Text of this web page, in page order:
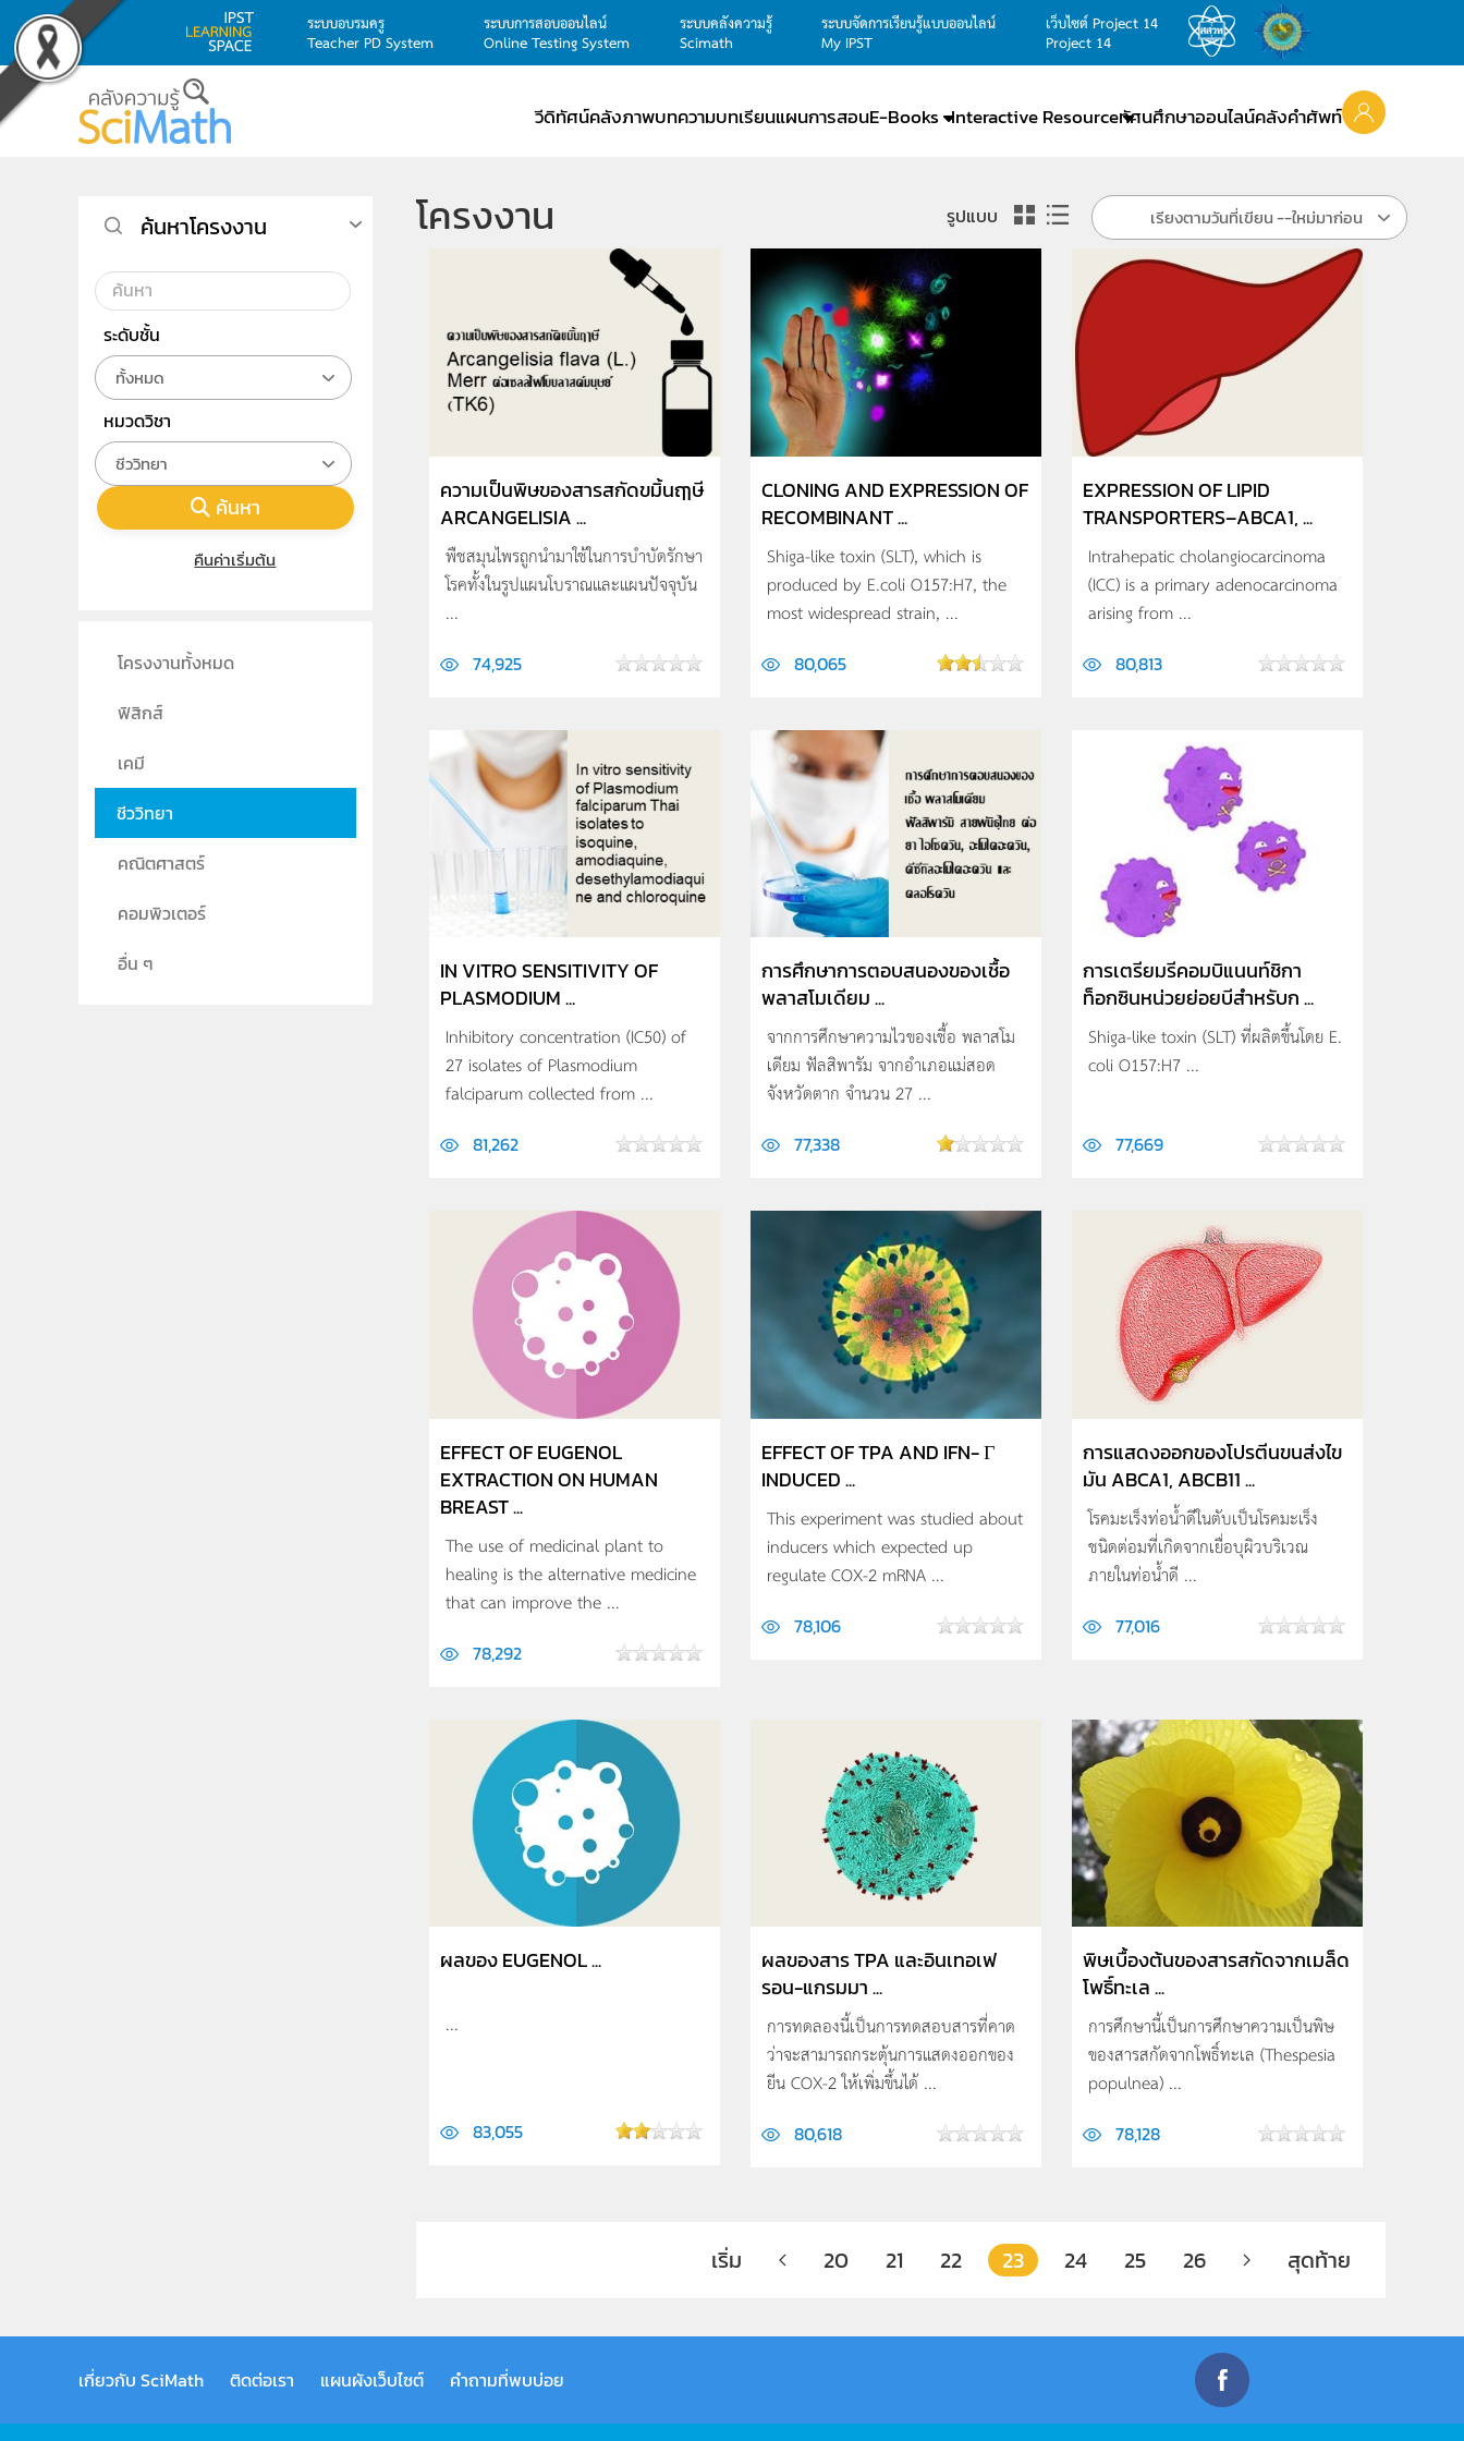
Skip to main content
ระบบอบรมครู
Teacher PD System
ระบบการสอบออนไลน์
Online Testing System
ระบบคลังความรู้
Scimath
ระบบจัดการเรียนรู้แบบออนไลน์
My IPST
เว็บไซต์ Project 14
Project 14
วีดิทัศน์คลังภาพบทความบทเรียนแผนการสอนE-Books Interactive Resourceทัศนศึกษาออนไลน์คลังคำศัพท์
โครงงาน รูปแบบ เรียงตามวันที่เขียน --ใหม่มาก่อน
ความเป็นพิษของสารสกัดขมิ้นฤๅษี
ARCANGELISIA ...
พืชสมุนไพรถูกนำมาใช้ในการบำบัดรักษา
โรคทั้งในรูปแผนโบราณและแผนปัจจุบัน
...
74,925
CLONING AND EXPRESSION OF
RECOMBINANT ...
Shiga-like toxin (SLT), which is
produced by E.coli O157:H7, the
most widespread strain, ...
80,065
EXPRESSION OF LIPID
TRANSPORTERS–ABCA1, ...
Intrahepatic cholangiocarcinoma
(ICC) is a primary adenocarcinoma
arising from ...
80,813
IN VITRO SENSITIVITY OF
PLASMODIUM ...
Inhibitory concentration (IC50) of
27 isolates of Plasmodium
falciparum collected from ...
81,262
การศึกษาการตอบสนองของเชื้อ
พลาสโมเดียม ...
จากการศึกษาความไวของเชื้อ พลาสโม
เดียม ฟัลสิพารัม จากอำเภอแม่สอด
จังหวัดตาก จำนวน 27 ...
77,338
การเตรียมรีคอมบิแนนท์ชิกา
ท็อกซินหน่วยย่อยบีสำหรับก ...
Shiga-like toxin (SLT) ที่ผลิตขึ้นโดย E.
coli O157:H7 ...
77,669
EFFECT OF EUGENOL
EXTRACTION ON HUMAN
BREAST ...
The use of medicinal plant to
healing is the alternative medicine
that can improve the ...
78,292
EFFECT OF TPA AND IFN- Γ
INDUCED ...
This experiment was studied about
inducers which expected up
regulate COX-2 mRNA ...
78,106
การแสดงออกของโปรตีนขนส่งไข
มัน ABCA1, ABCB11 ...
โรคมะเร็งท่อน้ำดีในตับเป็นโรคมะเร็ง
ชนิดต่อมที่เกิดจากเยื่อบุผิวบริเวณ
ภายในท่อน้ำดี ...
77,016
ผลของ EUGENOL ...
...
83,055
ผลของสาร TPA และอินเทอเฟ
รอน-แกรมมา ...
การทดลองนี้เป็นการทดสอบสารที่คาด
ว่าจะสามารถกระตุ้นการแสดงออกของ
ยีน COX-2 ให้เพิ่มขึ้นได้ ...
80,618
พิษเบื้องต้นของสารสกัดจากเมล็ด
โพธิ์ทะเล ...
การศึกษานี้เป็นการศึกษาความเป็นพิษ
ของสารสกัดจากโพธิ์ทะเล (Thespesia
populnea) ...
78,128
เริ่ม 20 21 22 23 24 25 26 สุดท้าย
ค้นหาโครงงาน
ระดับชั้น
ทั้งหมด
หมวดวิชา
ชีววิทยา
ค้นหา
คืนค่าเริ่มต้น
โครงงานทั้งหมด
ฟิสิกส์
เคมี
ชีววิทยา
คณิตศาสตร์
คอมพิวเตอร์
อื่น ๆ
เกี่ยวกับ SciMath ติดต่อเรา แผนผังเว็บไซต์ คำถามที่พบบ่อย